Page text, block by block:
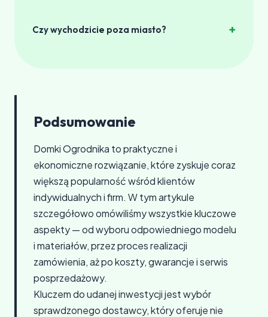
przypadkach mogą instalować w nocy za
Czy wychodzicie poza miasto? +
Podsumowanie
Domki Ogrodnika to praktyczne i
ekonomiczne rozwiązanie, które zyskuje coraz
większą popularność wśród klientów
indywidualnych i firm. W tym artykule
szczegółowo omówiliśmy wszystkie kluczowe
aspekty — od wyboru odpowiedniego modelu
i materiałów, przez proces realizacji
zamówienia, aż po koszty, gwarancje i serwis
posprzedażowy.
Kluczem do udanej inwestycji jest wybór
sprawdzonego dostawcy, który oferuje nie